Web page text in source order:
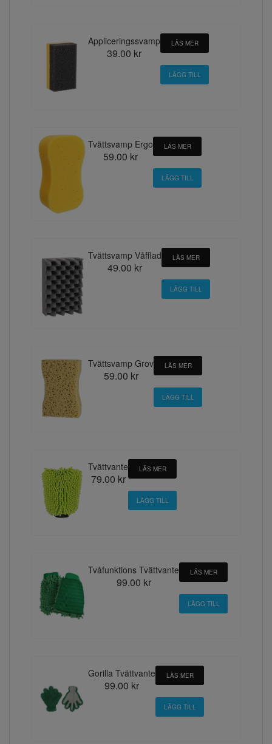
Appliceringssvamp
39.00 kr
LÄS MER
Tvättsvamp Ergo
59.00 kr
LÄS MER
Tvättsvamp Våfflad
49.00 kr
LÄS MER
Tvättsvamp Grov
59.00 kr
LÄS MER
Tvättvante
79.00 kr
LÄS MER
Tvåfunktions Tvättvante
99.00 kr
LÄS MER
Gorilla Tvättvante
99.00 kr
LÄS MER